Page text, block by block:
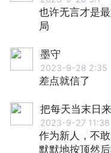
也许⽆⾔才是
局
墨守
2023-9-28 2:35
差点就信了
把每天当末日
2023-9-27 11:38
作为新人，不
默默地按顶然